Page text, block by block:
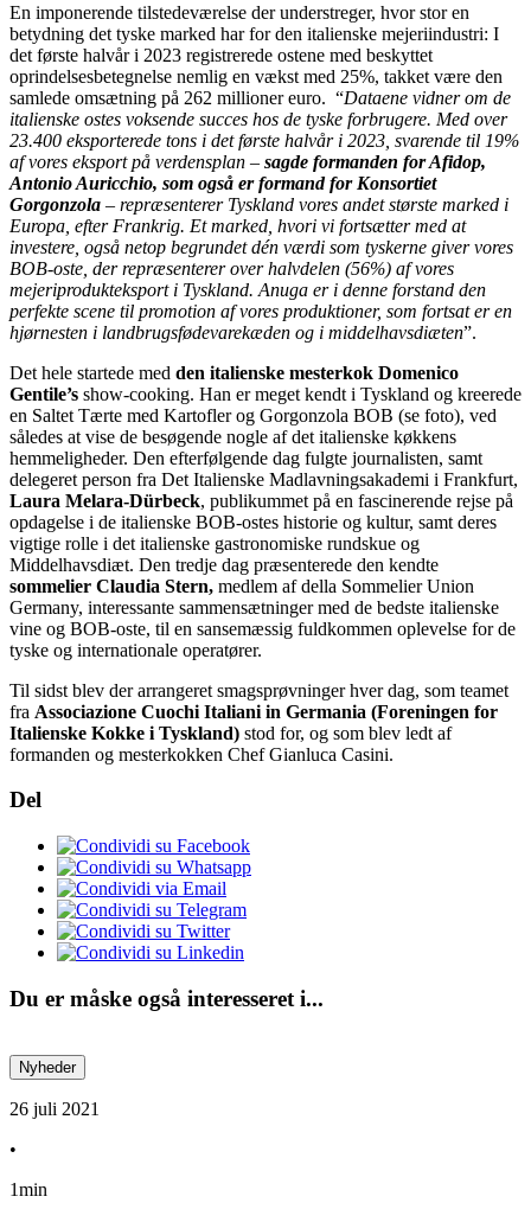
En imponerende tilstedeværelse der understreger, hvor stor en
betydning det tyske marked har for den italienske mejeriindustri: I
det første halvår i 2023 registrerede ostene med beskyttet
oprindelsesbetegnelse nemlig en vækst med 25%, takket være den
samlede omsætning på 262 millioner euro. “Dataene vidner om de
italienske ostes voksende succes hos de tyske forbrugere. Med over
23.400 eksporterede tons i det første halvår i 2023, svarende til 19%
af vores eksport på verdensplan – sagde formanden for Afidop,
Antonio Auricchio, som også er formand for Konsortiet
Gorgonzola – repræsenterer Tyskland vores andet største marked i
Europa, efter Frankrig. Et marked, hvori vi fortsætter med at
investere, også netop begrundet dén værdi som tyskerne giver vores
BOB-oste, der repræsenterer over halvdelen (56%) af vores
mejeriprodukteksport i Tyskland. Anuga er i denne forstand den
perfekte scene til promotion af vores produktioner, som fortsat er en
hjørnesten i landbrugsfødevarekæden og i middelhavsdiæten”.
Det hele startede med den italienske mesterkok Domenico
Gentile’s show-cooking. Han er meget kendt i Tyskland og kreerede
en Saltet Tærte med Kartofler og Gorgonzola BOB (se foto), ved
således at vise de besøgende nogle af det italienske køkkens
hemmeligheder. Den efterfølgende dag fulgte journalisten, samt
delegeret person fra Det Italienske Madlavningsakademi i Frankfurt,
Laura Melara-Dürbeck, publikummet på en fascinerende rejse på
opdagelse i de italienske BOB-ostes historie og kultur, samt deres
vigtige rolle i det italienske gastronomiske rundskue og
Middelhavsdiæt. Den tredje dag præsenterede den kendte
sommelier Claudia Stern, medlem af della Sommelier Union
Germany, interessante sammensætninger med de bedste italienske
vine og BOB-oste, til en sansemæssig fuldkommen oplevelse for de
tyske og internationale operatører.
Til sidst blev der arrangeret smagsprøvninger hver dag, som teamet
fra Associazione Cuochi Italiani in Germania (Foreningen for
Italienske Kokke i Tyskland) stod for, og som blev ledt af
formanden og mesterkokken Chef Gianluca Casini.
Del
Du er måske også interesseret i...
Nyheder
26 juli 2021
•
1min